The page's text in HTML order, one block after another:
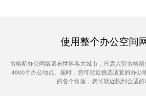
使用整个办公空间
雷格斯办公网络遍布世界各大城市，只需入驻雷格
4000个办公地点。届时，您可就近挑选适宜的办公
的各个角落，您可就近找到合适的